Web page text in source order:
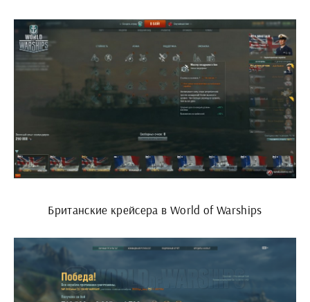
Британские крейсера в World of Warships